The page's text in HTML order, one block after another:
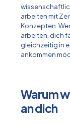
arbeiten mit
Konzepten.
arbeiten, dich
gleichzeitig in
ankommen
Warum
an dich